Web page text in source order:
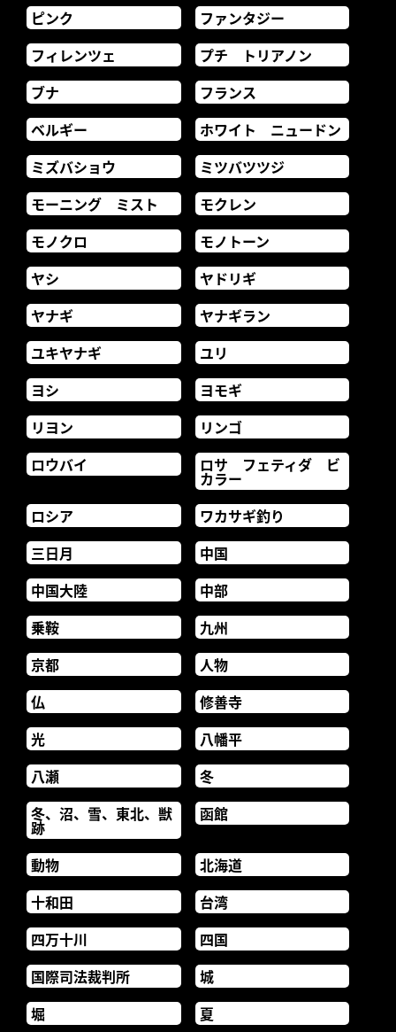
ピンク
ファンタジー
フィレンツェ
プチ トリアノン
ブナ
フランス
ベルギー
ホワイト ニュードン
ミズバショウ
ミツバツツジ
モーニング ミスト
モクレン
モノクロ
モノトーン
ヤシ
ヤドリギ
ヤナギ
ヤナギラン
ユキヤナギ
ユリ
ヨシ
ヨモギ
リヨン
リンゴ
ロウバイ
ロサ フェティダ ビ
カラー
ロシア
ワカサギ釣り
三日月
中国
中国大陸
中部
乗鞍
九州
京都
人物
仏
修善寺
光
八幡平
八瀬
冬
冬、沼、雪、東北、獣
跡
函館
動物
北海道
十和田
台湾
四万十川
四国
国際司法裁判所
城
堀
夏